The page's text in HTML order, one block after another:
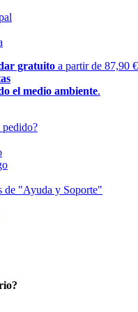
gratuito a partir de 87,90 €
el medio ambiente.
pedido?
de "Ayuda y Soporte"